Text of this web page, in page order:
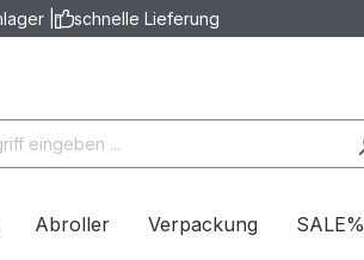
| schnelle Lieferung
Abroller Verpackung SALE%